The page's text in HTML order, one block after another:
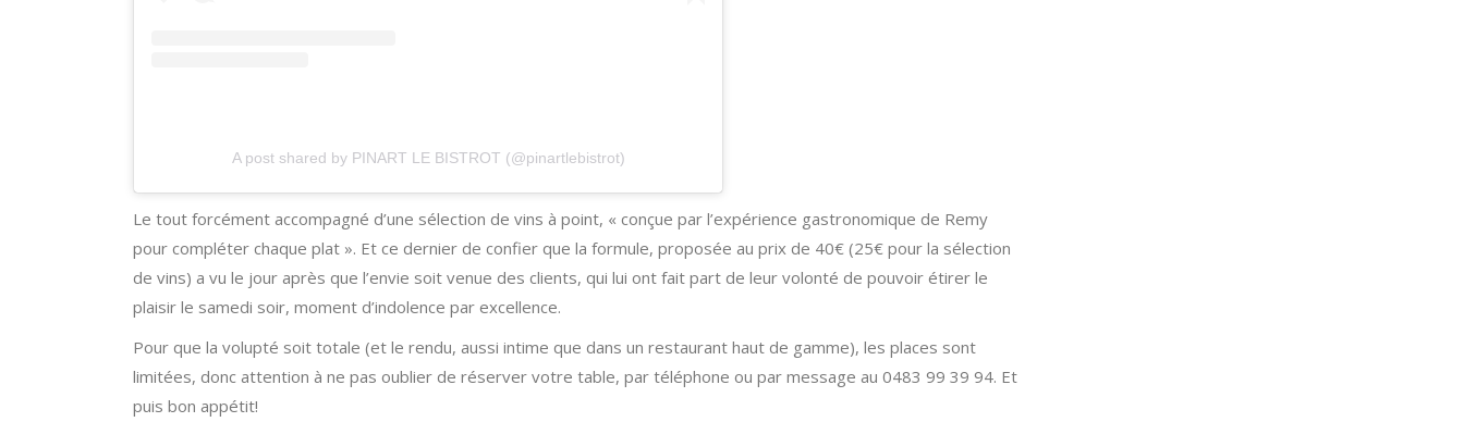
A post shared by PINART LE BISTROT (@pinartlebistrot)
Le tout forcément accompagné d’une sélection de vins à point, « conçue par l’expérience gastronomique de Remy
pour compléter chaque plat ». Et ce dernier de confier que la formule, proposée au prix de 40€ (25€ pour la sélection
de vins) a vu le jour après que l’envie soit venue des clients, qui lui ont fait part de leur volonté de pouvoir étirer le
plaisir le samedi soir, moment d’indolence par excellence.
Pour que la volupté soit totale (et le rendu, aussi intime que dans un restaurant haut de gamme), les places sont
limitées, donc attention à ne pas oublier de réserver votre table, par téléphone ou par message au 0483 99 39 94. Et
puis bon appétit!